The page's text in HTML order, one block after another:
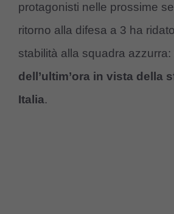
protagonisti nelle prossime
ritorno alla difesa a 3 ha
stabilità alla squadra azzurra:
dell’ultim’ora in vista della
Italia.